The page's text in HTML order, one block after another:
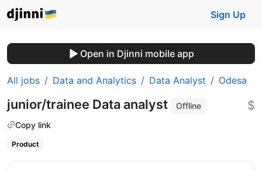
Sign Up
Open in Djinni mobile app
All jobs Data and Analytics Data Analyst Odesa
junior/trainee Data analyst
Offline
Copy link
$
Product